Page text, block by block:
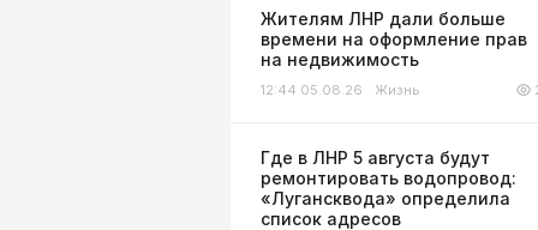
Жителям ЛНР дали больше
времени на оформление прав
на недвижимость
12:44 05.08.26 Жизнь
Где в ЛНР 5 августа будут
ремонтировать водопровод:
«Лугансквода» определила
список адресов